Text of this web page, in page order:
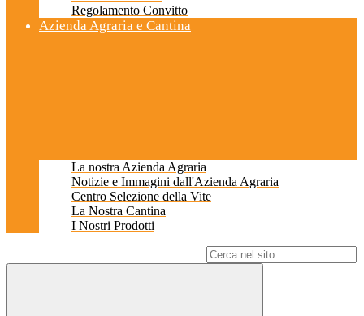
Regolamento Convitto
Azienda Agraria e Cantina
La nostra Azienda Agraria
Notizie e Immagini dall'Azienda Agraria
Centro Selezione della Vite
La Nostra Cantina
I Nostri Prodotti